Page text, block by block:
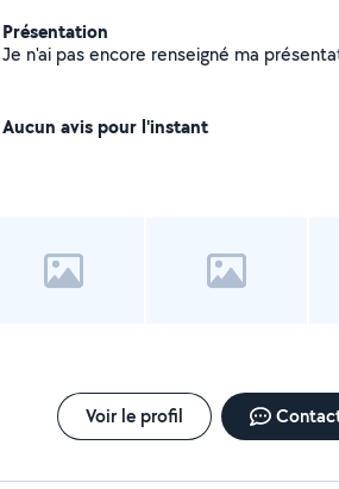
Présentation
Je n'ai pas encore renseigné
Aucun avis pour l'instant
Voir le profil